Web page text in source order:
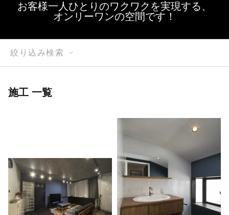
お客様一人ひとりのワクワクを実現する、
オンリーワンの空間です！
絞り込み検索
施工 一覧